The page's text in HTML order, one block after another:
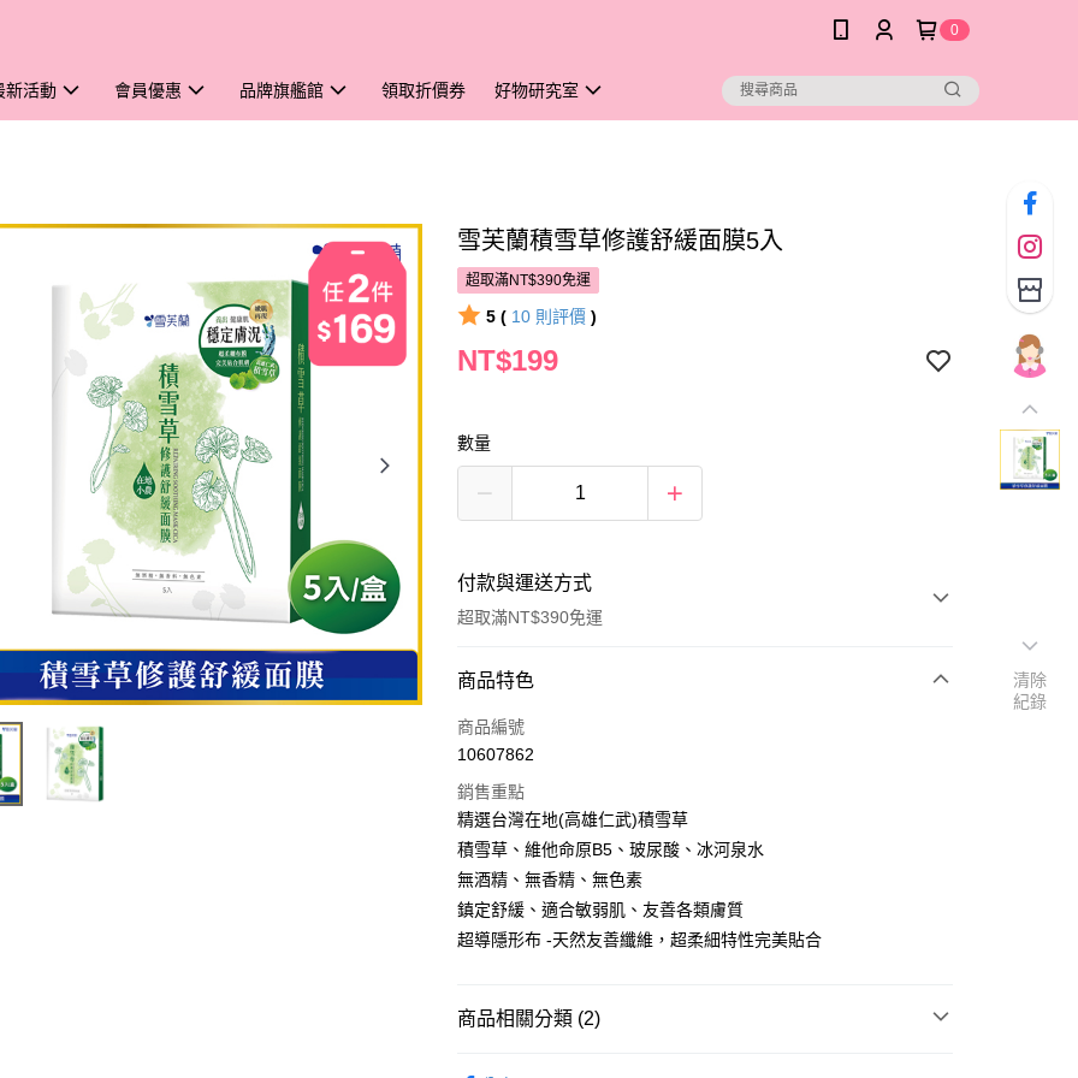
0
新活動 會員優惠 品牌旗艦館 領取折價券 好物研究室
雪芙蘭積雪草修護舒緩面膜5入
超取滿NT$390免運
5 ( 10 則評價 )
NT$199
數量
付款與運送方式
超取滿NT$390免運
付款方式
POYA支付
超商取貨付款
LINE Pay
Apple Pay
街口支付
商品特色
商品編號
10607862
銷售重點
精選台灣在地(高雄仁武)積雪草
積雪草、維他命原B5、玻尿酸、冰河泉水
無酒精、無香精、無色素
鎮定舒緩、適合敏弱肌、友善各類膚質
超導隱形布 -天然友善纖維，超柔細特性完美貼合
商品相關分類 (2)
清除
紀錄